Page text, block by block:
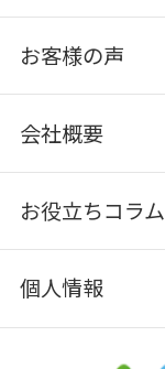
お客様の声
会社概要
お役立ちコラム
個人情報